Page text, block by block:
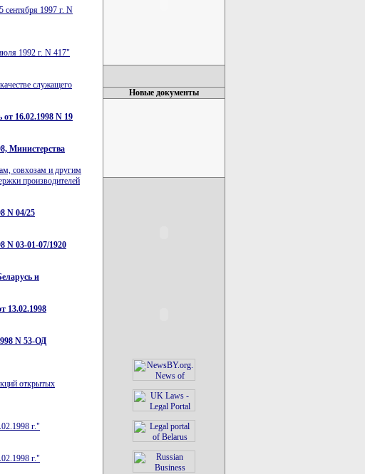
сентября 1997 г. N
1992 г. N 417"
служащего
16.02.1998 N 19
Министерства
совхозам и другим
производителей
N 04/25
N 03-01-07/1920
и
13.02.1998
N 53-ОД
открытых
г."
г."
Новые документы